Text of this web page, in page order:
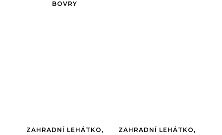
BOVRY
ZAHRADNÍ LEHÁTKO, ZAHRADNÍ LEHÁTKO,